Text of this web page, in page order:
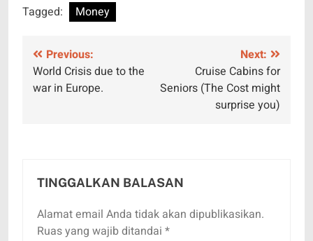
Tagged: Money
Navigasi
pos
Previous:
World Crisis due to the
war in Europe.
Next:
Cruise Cabins for
Seniors (The Cost might
surprise you)
TINGGALKAN BALASAN
Alamat email Anda tidak akan dipublikasikan.
Ruas yang wajib ditandai *